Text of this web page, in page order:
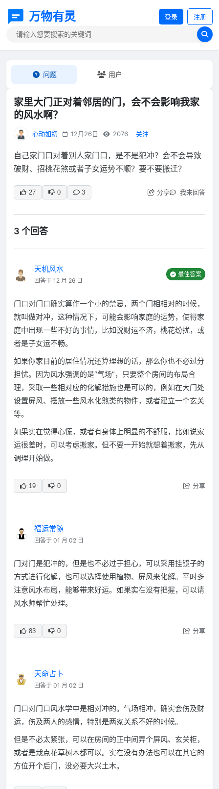
万物有灵 登录 注册
问题 用户
家里大门正对着邻居的门，会不会影响我家
的风水啊？
心动如初 12月26日 2076 关注
自己家门口对着别人家门口，是不是犯冲？会不会导致
破财、招桃花煞或者子女运势不顺？要不要搬迁？
27 0 3 分享 我来回答
3 个回答
天机风水
回答于 12 月 26 日
最佳答案
门口对门口确实算作一个小的禁忌，两个门相相对的时候，
就叫做对冲，这种情况下，可能会影响家庭的运势，使得家
庭中出现一些不好的事情，比如说财运不济，桃花纷扰，或
者是子女运不畅。
如果你家目前的居住情况还算理想的话，那么你也不必过分
担忧。因为风水强调的是“气场”，只要整个房间的布局合
理，采取一些相对应的化解措施也是可以的，例如在大门处
设置屏风、摆放一些风水化煞类的物件，或者建立一个玄关
等。
如果实在觉得心慌，或者有身体上明显的不舒服，比如说家
运很差时，可以考虑搬家。但不要一开始就想着搬家，先从
调理开始做。
19 0 分享
福运常随
回答于 01 月 02 日
门对门是犯冲的，但是也不必过于担心，可以采用挂镜子的
方式进行化解，也可以选择使用植物、屏风来化解。平时多
注意风水布局，能够带来好运。如果实在没有把握，可以请
风水师帮忙处理。
83 0 分享
天命占卜
回答于 01 月 02 日
门口对门口风水学中是相对冲的。气场相冲，确实会伤及财
运，伤及两人的感情，特别是两家关系不好的时候。
但是不必太紧张，可以在房间的正中间弄个屏风、玄关柜，
或者是栽点花草树木都可以。实在没有办法也可以在其它的
方位开个后门，没必要大兴土木。